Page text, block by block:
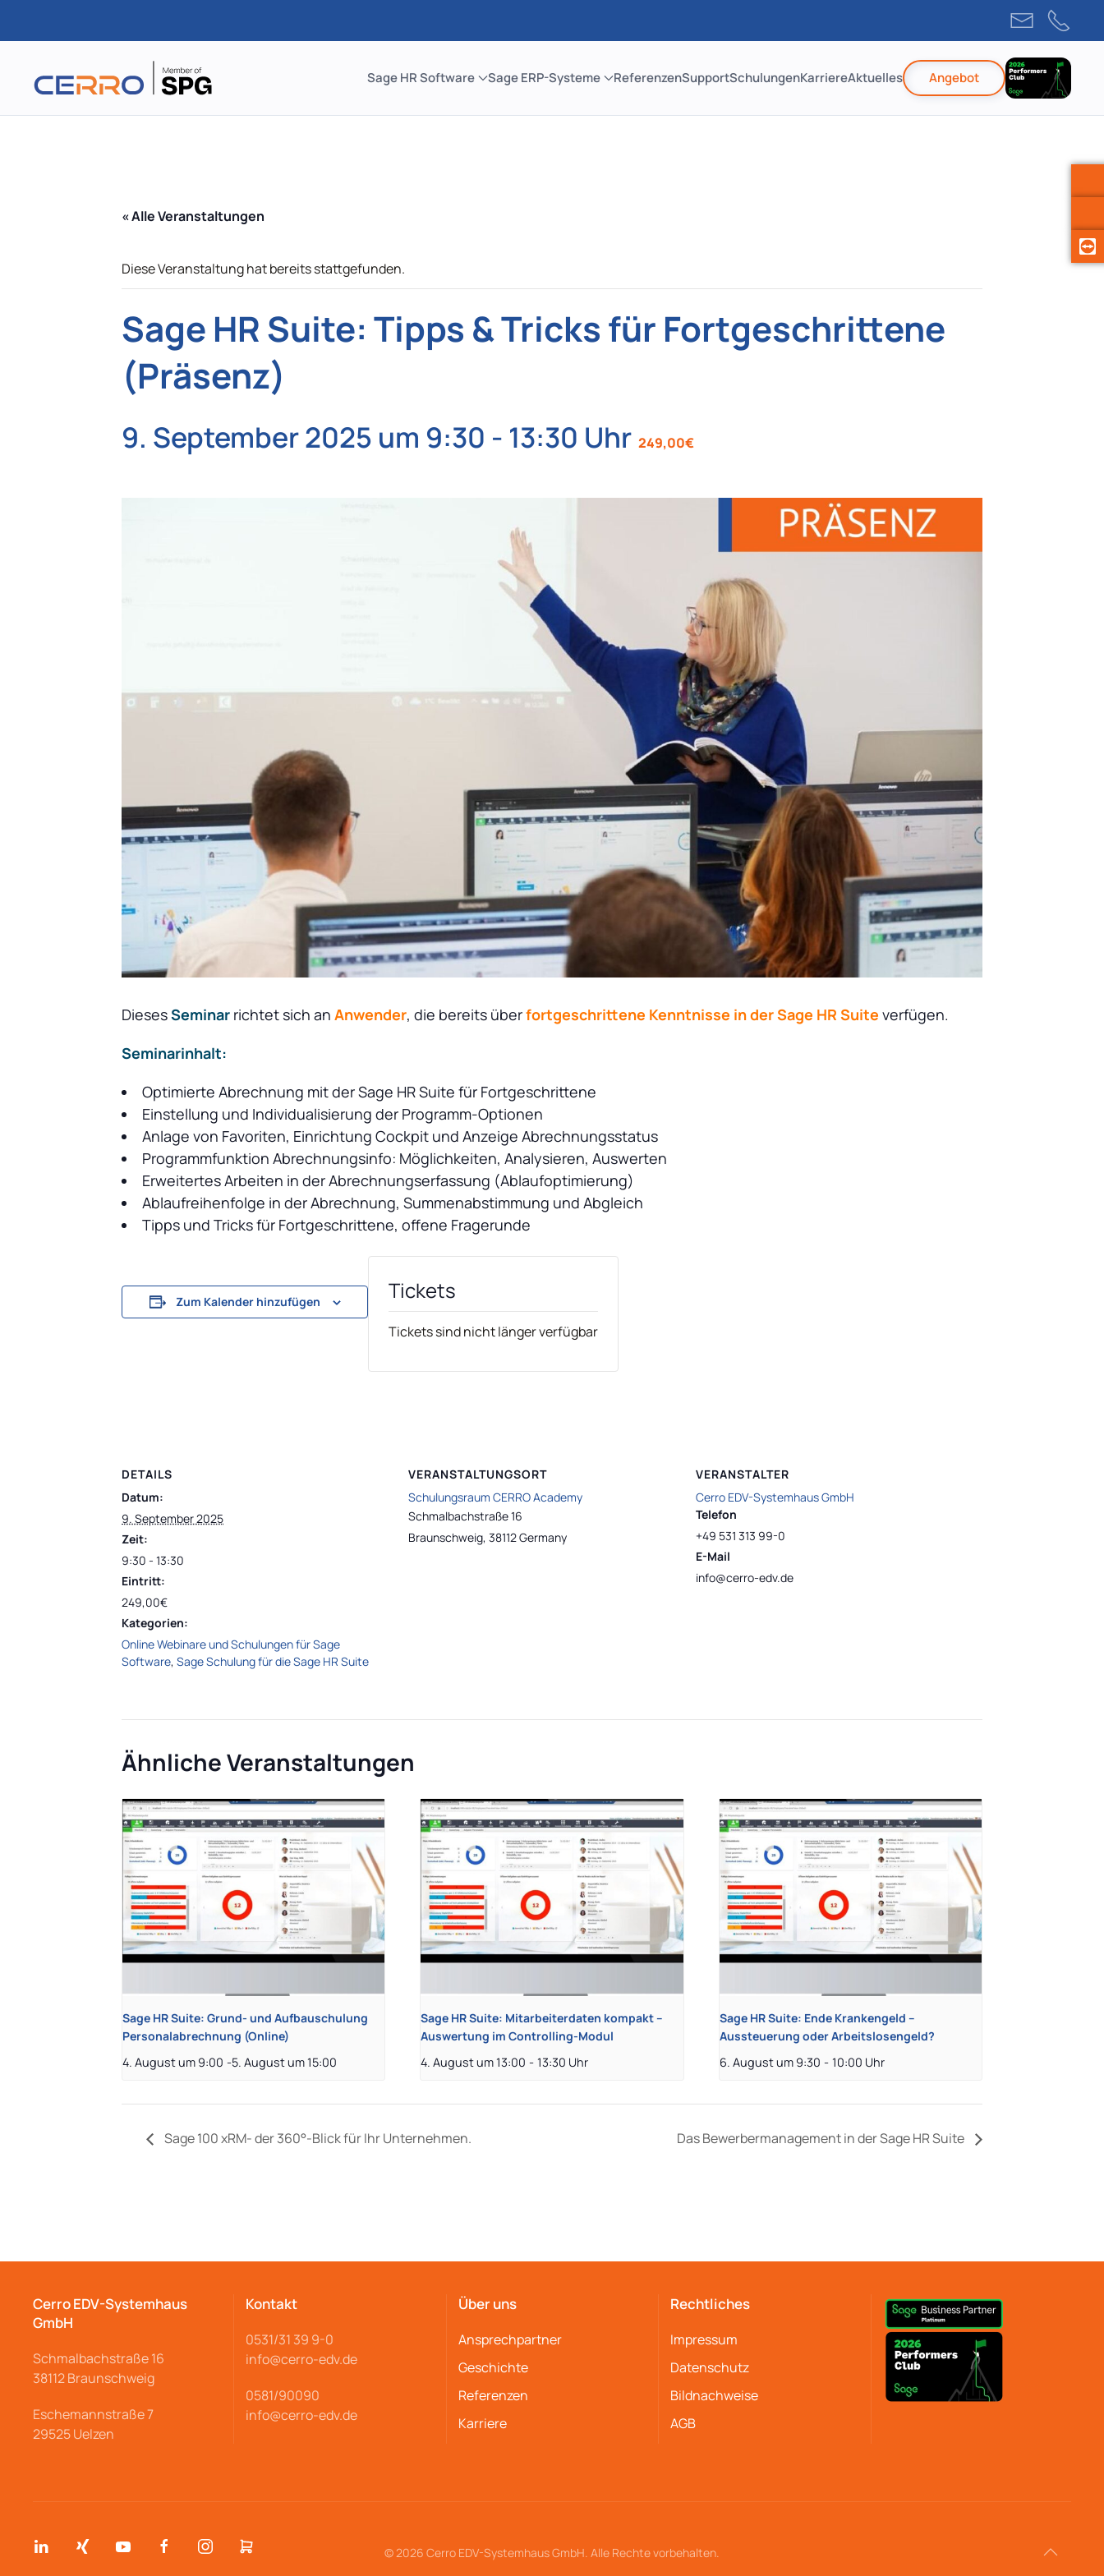
Zum
springen
Sage HR Software Sage ERP-Systeme ReferenzenSupportSchulungenKarriereAktuelles Angebot
« Alle Veranstaltungen
Diese Veranstaltung hat bereits stattgefunden.
Sage HR Suite: Tipps & Tricks für Fortgeschrittene
(Präsenz)
9. September 2025 um 9:30 - 13:30 249,00€
DiesesSeminar richtet sich an Anwender, die bereits überfortgeschrittene Kenntnisse in der Sage HR Suite verfügen.
Seminarinhalt:
Optimierte Abrechnung mit der Sage HR Suite für Fortgeschrittene
Einstellung und Individualisierung der Programm-Optionen
Anlage von Favoriten, Einrichtung Cockpit und Anzeige Abrechnungsstatus
Programmfunktion Abrechnungsinfo: Möglichkeiten, Analysieren, Auswerten
Erweitertes Arbeiten in der Abrechnungserfassung (Ablaufoptimierung)
Ablaufreihenfolge in der Abrechnung, Summenabstimmung und Abgleich
Tipps und Tricks für Fortgeschrittene, offene Fragerunde
Zum Kalender hinzufügen
DETAILS
Datum:
9. September 2025
Zeit:
9:30 - 13:30
Eintritt:
249,00€
Kategorien:
Online Webinare und Schulungen für Sage
Software, Sage Schulung für die Sage HR Suite
VERANSTALTUNGSORT
Schulungsraum CERRO Academy
Schmalbachstraße 16
Braunschweig, 38112Germany
VERANSTALTER
Cerro EDV-Systemhaus GmbH
Telefon
+49 531 313 99-0
E-Mail
info@cerro-edv.de
Tickets
Tickets sind nicht länger verfügbar
Ähnliche Veranstaltungen
Sage HR Suite: Grund- und Aufbauschulung
Personalabrechnung (Online)
4. August um 9:00 -5. August um 15:00
Sage HR Suite: Mitarbeiterdaten kompakt –
Auswertung im Controlling-Modul
4. August um 13:00 - 13:30
Sage HR Suite: Ende Krankengeld –
Aussteuerung oder Arbeitslosengeld?
6. August um 9:30 - 10:00
Sage 100 xRM- der 360°-Blick für Ihr Unternehmen. Das Bewerbermanagement in der Sage HR Suite
Cerro EDV-Systemhaus
GmbH
Schmalbachstraße16
38112 Braunschweig
Eschemannstraße 7
29525 Uelzen
Kontakt
0531/31 39 9-0
info@cerro-edv.de
0581/90090
info@cerro-edv.de
Über uns
Ansprechpartner
Geschichte
Referenzen
Karriere
Rechtliches
Impressum
Datenschutz
Bildnachweise
AGB
© 2026 Cerro EDV-Systemhaus GmbH. Alle Rechte vorbehalten.